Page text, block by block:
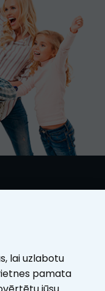
lai uzlabotu
pamata